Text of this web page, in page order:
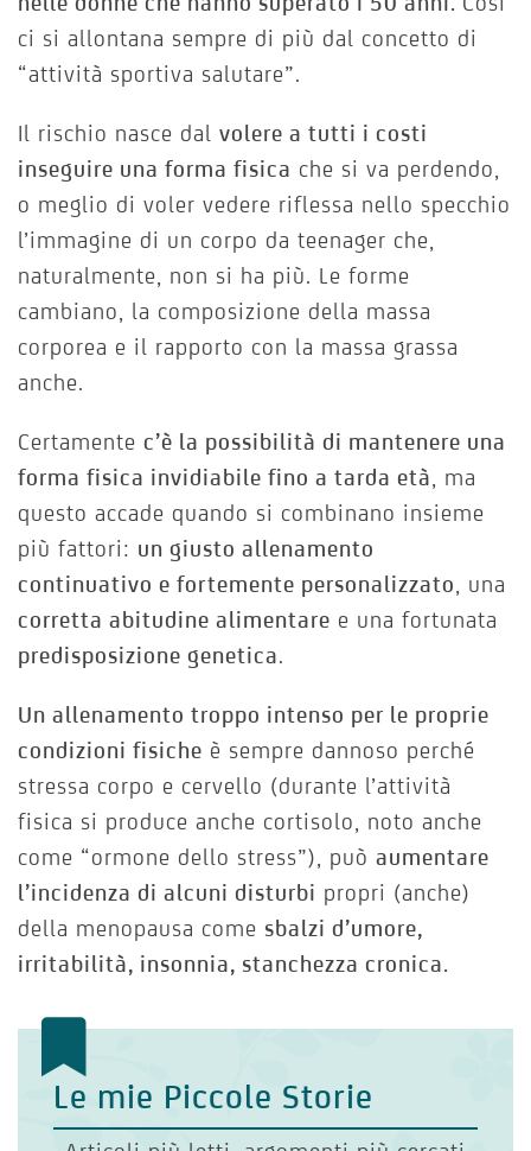
ci si allontana sempre di più dal concetto di
“attività sportiva salutare”.
Il rischio nasce dal volere a tutti i costi
inseguire una forma fisica che si va perdendo,
o meglio di voler vedere riflessa nello specchio
l’immagine di un corpo da teenager che,
naturalmente, non si ha più. Le forme
cambiano, la composizione della massa
corporea e il rapporto con la massa grassa
anche.
Certamente c’è la possibilità di mantenere una
forma fisica invidiabile fino a tarda età , ma
questo accade quando si combinano insieme
più fattori: un giusto allenamento
continuativo e fortemente personalizzato , una
corretta abitudine alimentare e una fortunata
predisposizione genetica.
Un allenamento troppo intenso per le proprie
condizioni fisiche è sempre dannoso perché
stressa corpo e cervello (durante l’attività
fisica si produce anche cortisolo, noto anche
come “ormone dello stress”), può aumentare
l’incidenza di alcuni disturbi propri (anche)
della menopausa come sbalzi d’umore,
irritabilità, insonnia, stanchezza cronica.
Le mie Piccole Storie